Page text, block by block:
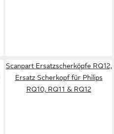
Scanpart Ersatzscherköpfe RQ12,
Ersatz Scherkopf für Philips
RQ10, RQ11 & RQ12